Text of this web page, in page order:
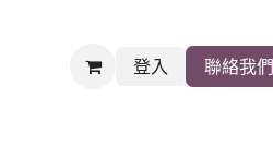
登入 聯絡我們